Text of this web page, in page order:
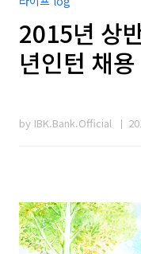
2015년 상
년인턴 채용
by IBK.Bank.Official